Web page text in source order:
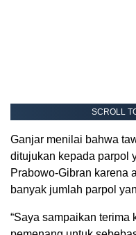
SCROLL
Ganjar menilai bahwa
ditujukan kepada parpol
Prabowo-Gibran karena
banyak jumlah parpol
“Saya sampaikan